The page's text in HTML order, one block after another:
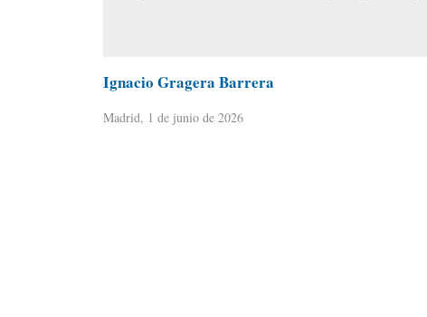
Ignacio Gragera Barrera
Madrid, 1 de junio de 2026